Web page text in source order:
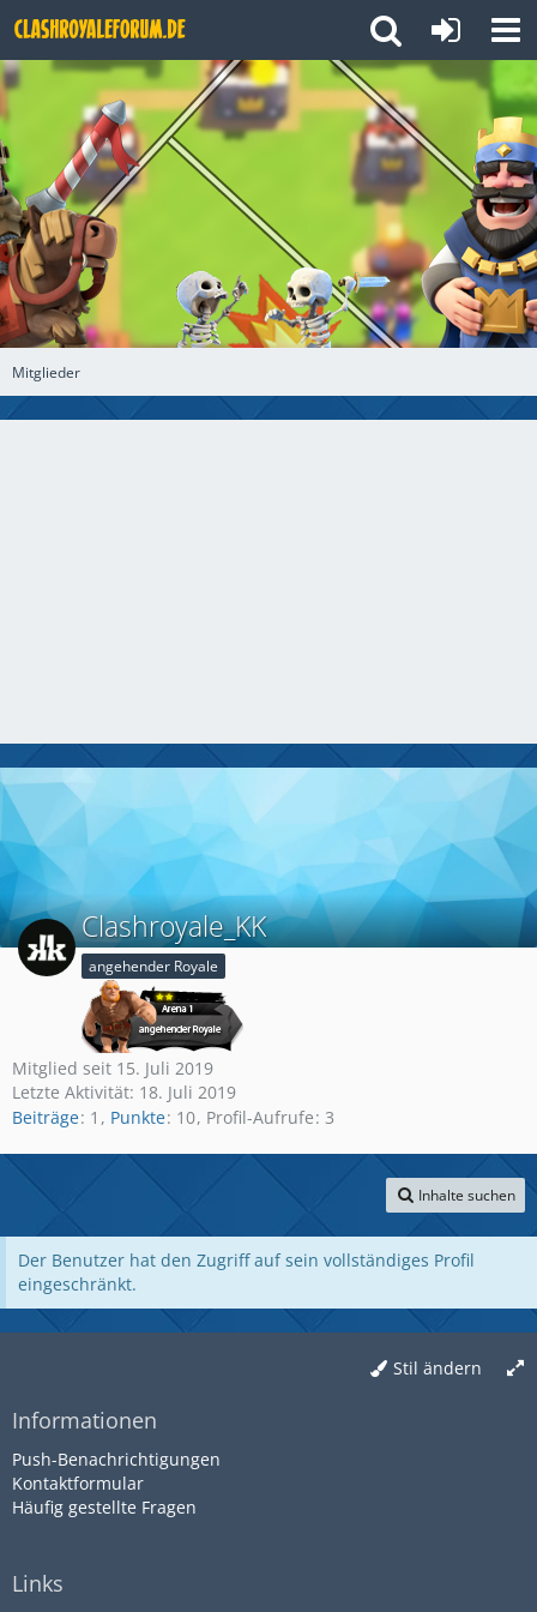
Mitglieder
Clashroyale_KK
angehender Royale
Mitglied seit 15. Juli 2019
Letzte Aktivität: 18. Juli 2019
Beiträge 1 Punkte 10 Profil-Aufrufe 3
Inhalte suchen
Der Benutzer hat den Zugriff auf sein vollständiges Profil
eingeschränkt.
Stil ändern
Informationen
Push-Benachrichtigungen
Kontaktformular
Häufig gestellte Fragen
Links